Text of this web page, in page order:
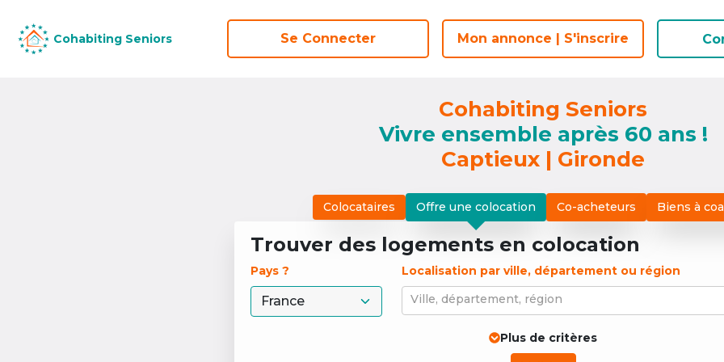
Cohabiting Seniors Se Connecter Mon annonce | S'inscrire
Cohabiting Seniors Se Connecter Mon annonce | S'inscrire
Cohabiting Seniors
Vivre ensemble après 60 ans !
Captieux | Gironde
Colocataires Offre une colocation Co-acheteurs Biens à
Trouver des logements en colocation
Pays ?
Localisation par ville, département ou région
Ville, département, région
Plus de critères